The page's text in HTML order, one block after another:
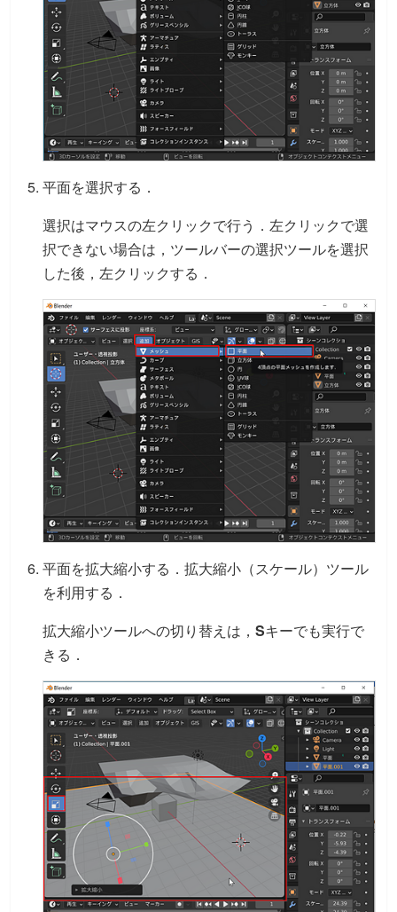
平面を選択する．
選択はマウスの左クリックで行う．左クリックで選
択できない場合は，ツールバーの選択ツールを選択
した後，左クリックする．
平面を拡大縮小する．拡大縮小（スケール）ツール
を利用する．
拡大縮小ツールへの切り替えは， Sキーでも実行で
きる．